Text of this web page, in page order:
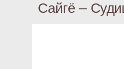
Сайгё –